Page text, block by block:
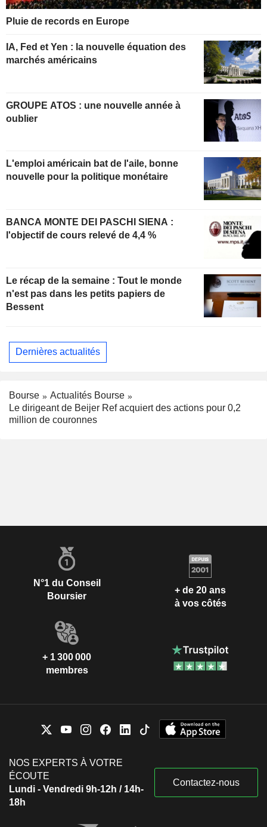
Pluie de records en Europe
IA, Fed et Yen : la nouvelle équation des
marchés américains
GROUPE ATOS : une nouvelle année à
oublier
L'emploi américain bat de l'aile, bonne
nouvelle pour la politique monétaire
BANCA MONTE DEI PASCHI SIENA :
l'objectif de cours relevé de 4,4 %
Le récap de la semaine : Tout le monde
n'est pas dans les petits papiers de
Bessent
Dernières actualités
Bourse
Actualités Bourse
Le dirigeant de Beijer Ref acquiert des actions pour 0,2
million de couronnes
N°1 du Conseil
Boursier
+ de 20 ans
à vos côtés
+ 1 300 000
membres
NOS EXPERTS À VOTRE
ÉCOUTE
Lundi - Vendredi 9h-12h / 14h-
18h
Contactez-nous